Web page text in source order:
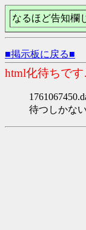
なるほど告知欄
■掲示板に戻る■
html化待ちで
待つしかな